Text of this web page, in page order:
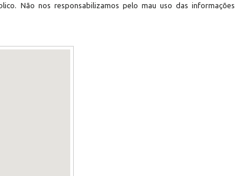
Não nos responsabilizamos pelo mau uso das